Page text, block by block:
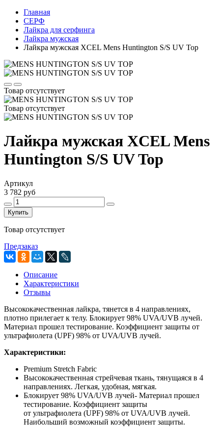
Главная
СЕРФ
Лайкра для серфинга
Лайкра мужская
Лайкра мужская XCEL Mens Huntington S/S UV Top
Товар отсутствует
Товар отсутствует
Лайкра мужская XCEL Mens
Huntington S/S UV Top
Артикул
3 782 руб
Купить
Товар отсутствует
Предзаказ
Описание
Характеристики
Отзывы
Высококачественная лайкра, тянется в 4 направлениях,
плотно прилегает к телу. Блокирует 98% UVA/UVB лучей.
Материал прошел тестирование. Коэффициент защиты от
ультрафиолета (UPF) 98% от UVA/UVB лучей.
Характеристики:
Premium Stretch Fabric
Высококачественная стрейчевая ткань, тянущаяся в 4
направлениях. Легкая, удобная, мягкая.
Блокирует 98% UVA/UVB лучей- Материал прошел
тестирование. Коэффициент защиты
от ультрафиолета (UPF) 98% от UVA/UVB лучей.
Наибольший возможный коэффициент защиты.